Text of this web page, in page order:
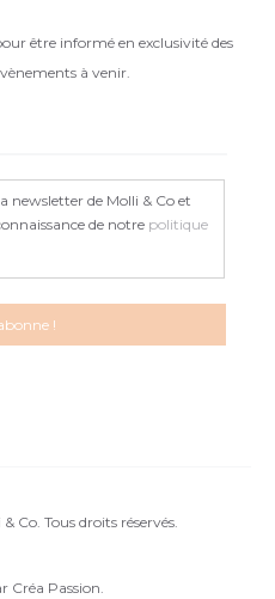
être informé en exclusivité des
à venir.
newsletter de Molli & Co et
de notre politique
Co. Tous droits réservés.
Créa Passion.